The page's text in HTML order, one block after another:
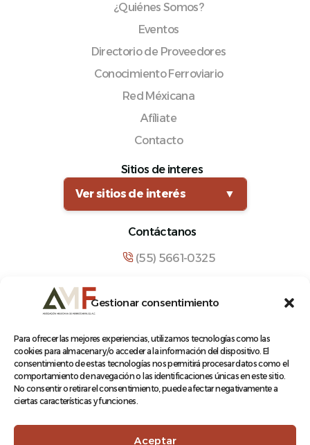
Gestionar consentimiento
Para ofrecer las mejores experiencias, utilizamos tecnologías como las
cookies para almacenar y/o acceder a la información del dispositivo. El
consentimiento de estas tecnologías nos permitirá procesar datos como el
comportamiento de navegación o las identificaciones únicas en este sitio.
No consentir o retirar el consentimiento, puede afectar negativamente a
ciertas características y funciones.
Aceptar
¿Quiénes Somos?
Eventos
Directorio de Proveedores
Conocimiento Ferroviario
Red Méxicana
Afíliate
Contacto
Sitios de interes
Ver sitios de interés
▼
Contáctanos
(55) 5661-0325
Manuel María Contreras 133, Cuauhtémoc,